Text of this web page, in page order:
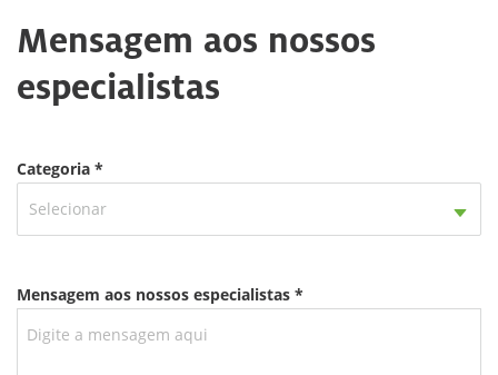
Mensagem aos nossos
especialistas
Categoria *
Selecionar
Mensagem aos nossos especialistas *